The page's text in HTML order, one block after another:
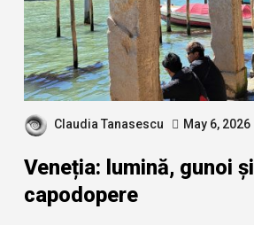
Claudia Tanasescu May 6, 2026
Veneția: lumină, gunoi și
capodopere